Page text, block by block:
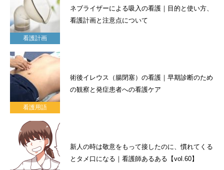
看護計画
ネブライザーによる吸入の看護｜目的と使い方、
看護計画と注意点について
看護用語
術後イレウス（腸閉塞）の看護｜早期診断のため
の観察と発症患者への看護ケア
新人の時は敬意をもって接したのに、慣れてくる
とタメ口になる｜看護師あるある【vol.60】